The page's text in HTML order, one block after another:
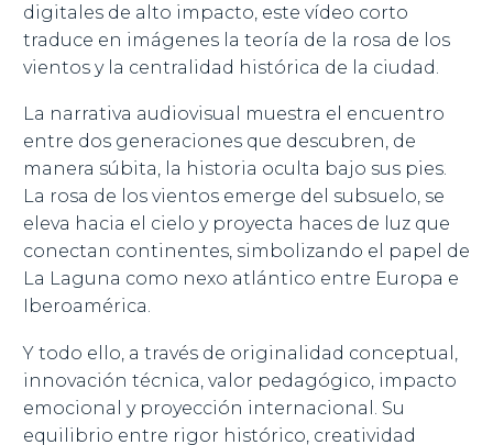
digitales de alto impacto, este vídeo corto
traduce en imágenes la teoría de la rosa de los
vientos y la centralidad histórica de la ciudad.
La narrativa audiovisual muestra el encuentro
entre dos generaciones que descubren, de
manera súbita, la historia oculta bajo sus pies.
La rosa de los vientos emerge del subsuelo, se
eleva hacia el cielo y proyecta haces de luz que
conectan continentes, simbolizando el papel de
La Laguna como nexo atlántico entre Europa e
Iberoamérica.
Y todo ello, a través de originalidad conceptual,
innovación técnica, valor pedagógico, impacto
emocional y proyección internacional. Su
equilibrio entre rigor histórico, creatividad